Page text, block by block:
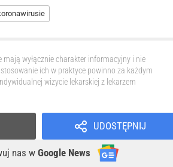
mają wyłącznie charakter informacyjny i nie
ich w praktyce powinno za każdym
wizycie lekarskiej z lekarzem
UDOSTĘPNIJ
nas w Google News